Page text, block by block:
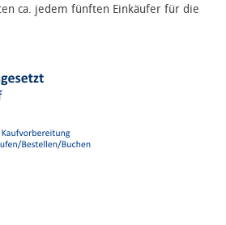
ca. jedem fünften Einkäufer für die